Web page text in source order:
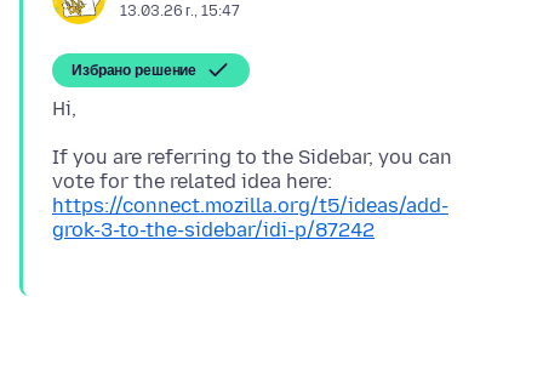
13.03.26 г., 15:47
Избрано решение
If you are referring to the Sidebar, you can
vote for the related idea here:
https://connect.mozilla.org/t5/ideas/add-
grok-3-to-the-sidebar/idi-p/87242